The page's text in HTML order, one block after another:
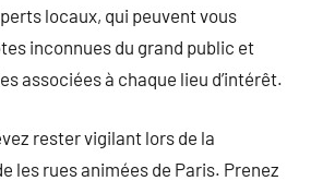
locaux, qui peuvent vous
inconnues du grand public et
associées à chaque lieu d’intérêt.
rester vigilant lors de la
les rues animées de Paris. Prenez